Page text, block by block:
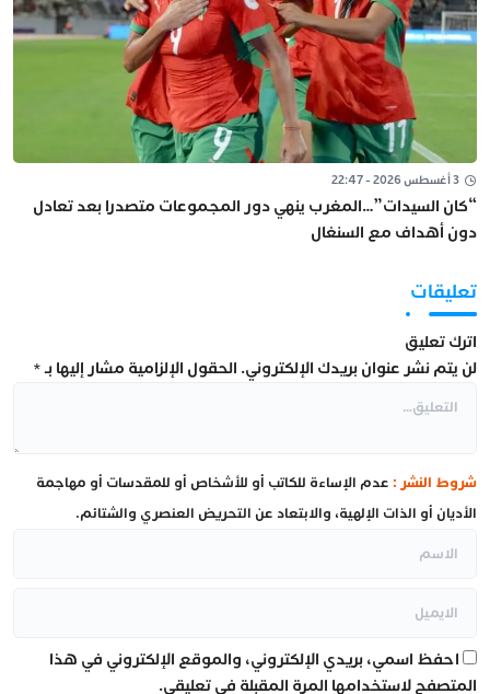
3 أغسطس 2026 - 22:47
“كان السيدات”…المغرب ينهي دور المجموعات متصدرا بعد تعادل
دون أهداف مع السنغال
تعليقات
اترك تعليق
لن يتم نشر عنوان بريدك الإلكتروني. الحقول الإلزامية مشار إليها بـ*
شروط النشر : عدم الإساءة للكاتب أو للأشخاص أو للمقدسات أو مهاجمة
الأديان أو الذات الإلهية، والابتعاد عن التحريض العنصري والشتائم.
احفظ اسمي، بريدي الإلكتروني، والموقع الإلكتروني في هذا
المتصفح لاستخدامها المرة المقبلة في تعليقي.